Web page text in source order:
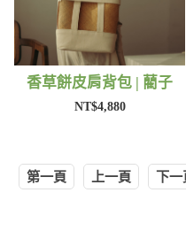
香草餅皮肩背包 | 藺子
NT$4,880
第一頁 上一頁 下一